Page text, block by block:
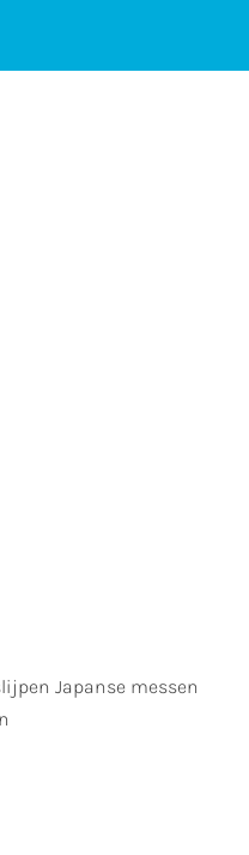
Japanse messen